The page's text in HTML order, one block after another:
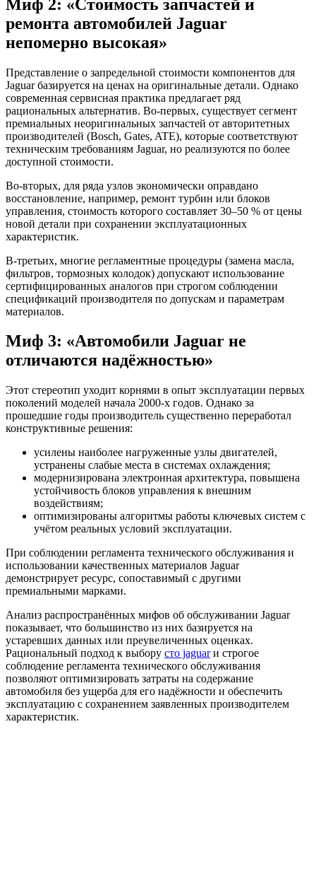
Миф 2: «Стоимость запчастей и
ремонта автомобилей Jaguar
непомерно высокая»
Представление о запредельной стоимости компонентов для
Jaguar базируется на ценах на оригинальные детали. Однако
современная сервисная практика предлагает ряд
рациональных альтернатив. Во-первых, существует сегмент
премиальных неоригинальных запчастей от авторитетных
производителей (Bosch, Gates, ATE), которые соответствуют
техническим требованиям Jaguar, но реализуются по более
доступной стоимости.
Во-вторых, для ряда узлов экономически оправдано
восстановление, например, ремонт турбин или блоков
управления, стоимость которого составляет 30–50 % от цены
новой детали при сохранении эксплуатационных
характеристик.
В-третьих, многие регламентные процедуры (замена масла,
фильтров, тормозных колодок) допускают использование
сертифицированных аналогов при строгом соблюдении
спецификаций производителя по допускам и параметрам
материалов.
Миф 3: «Автомобили Jaguar не
отличаются надёжностью»
Этот стереотип уходит корнями в опыт эксплуатации первых
поколений моделей начала 2000-х годов. Однако за
прошедшие годы производитель существенно переработал
конструктивные решения:
усилены наиболее нагруженные узлы двигателей,
устранены слабые места в системах охлаждения;
модернизирована электронная архитектура, повышена
устойчивость блоков управления к внешним
воздействиям;
оптимизированы алгоритмы работы ключевых систем с
учётом реальных условий эксплуатации.
При соблюдении регламента технического обслуживания и
использовании качественных материалов Jaguar
демонстрирует ресурс, сопоставимый с другими
премиальными марками.
Анализ распространённых мифов об обслуживании Jaguar
показывает, что большинство из них базируется на
устаревших данных или преувеличенных оценках.
Рациональный подход к выбору сто jaguarи строгое
соблюдение регламента технического обслуживания
позволяют оптимизировать затраты на содержание
автомобиля без ущерба для его надёжности и обеспечить
эксплуатацию с сохранением заявленных производителем
характеристик.